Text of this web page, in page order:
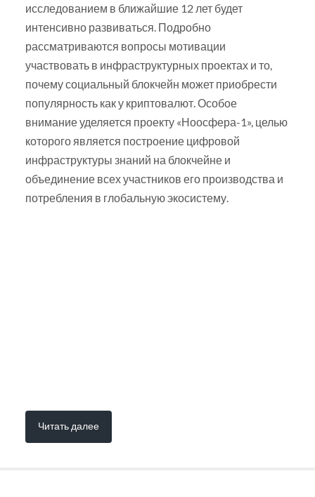
исследованием в ближайшие 12 лет будет
интенсивно развиваться. Подробно
рассматриваются вопросы мотивации
участвовать в инфраструктурных проектах и то,
почему социальный блокчейн может приобрести
популярность как у криптовалют. Особое
внимание уделяется проекту «Ноосфера-1», целью
которого является построение цифровой
инфраструктуры знаний на блокчейне и
объединение всех участников его производства и
потребления в глобальную экосистему.
Читать далее